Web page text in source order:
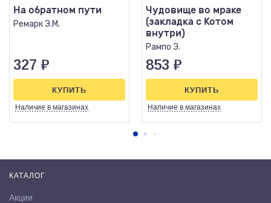
На обратном пути
Ремарк Э.М.
327 ₽
Наличие в магазинах
КУПИТЬ
Чудовище во мраке
(закладка с Котом
внутри)
Рампо Э.
853 ₽
Наличие в магазинах
КУПИТЬ
КАТАЛОГ
Акции